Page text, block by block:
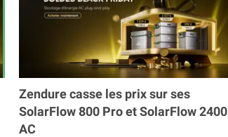
Zendure casse les prix sur ses
SolarFlow 800 Pro et SolarFlow 2400
AC